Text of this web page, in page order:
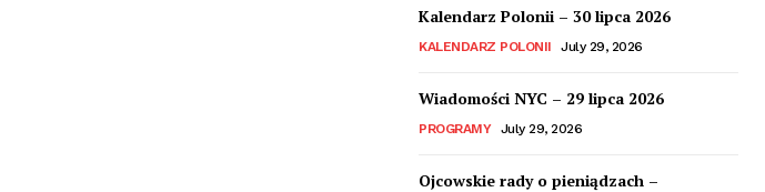
Kalendarz Polonii – 30 lipca 2026
KALENDARZ POLONII July 29, 2026
Wiadomości NYC – 29 lipca 2026
PROGRAMY July 29, 2026
Ojcowskie rady o pieniądzach –